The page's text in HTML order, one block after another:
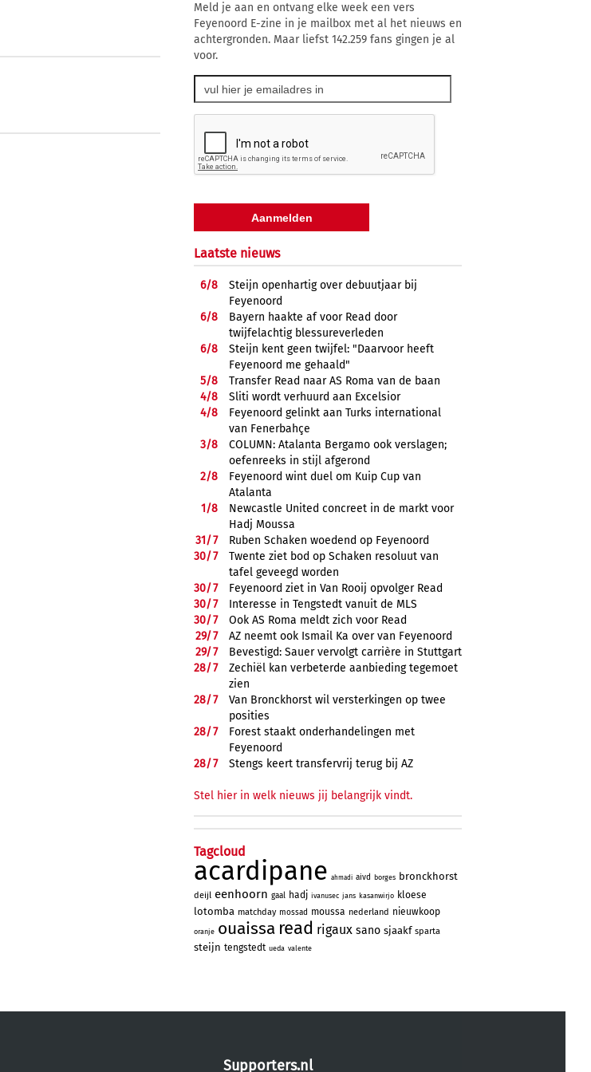
Meld je aan en ontvang elke week een vers
Feyenoord E-zine in je mailbox met al het nieuws en
achtergronden. Maar liefst 142.259 fans gingen je al
voor.
Laatste nieuws
6/8
Steijn openhartig over debuutjaar bij
Feyenoord
6/8
Bayern haakte af voor Read door
twijfelachtig blessureverleden
6/8
Steijn kent geen twijfel: "Daarvoor heeft
Feyenoord me gehaald"
5/8
Transfer Read naar AS Roma van de baan
4/8
Sliti wordt verhuurd aan Excelsior
4/8
Feyenoord gelinkt aan Turks international
van Fenerbahçe
3/8
COLUMN: Atalanta Bergamo ook verslagen;
oefenreeks in stijl afgerond
2/8
Feyenoord wint duel om Kuip Cup van
Atalanta
1/8
Newcastle United concreet in de markt voor
Hadj Moussa
31/7
Ruben Schaken woedend op Feyenoord
30/7
Twente ziet bod op Schaken resoluut van
tafel geveegd worden
30/7
Feyenoord ziet in Van Rooij opvolger Read
30/7
Interesse in Tengstedt vanuit de MLS
30/7
Ook AS Roma meldt zich voor Read
29/7
AZ neemt ook Ismail Ka over van Feyenoord
29/7
Bevestigd: Sauer vervolgt carrière in Stuttgart
28/7
Zechiël kan verbeterde aanbieding tegemoet
zien
28/7
Van Bronckhorst wil versterkingen op twee
posities
28/7
Forest staakt onderhandelingen met
Feyenoord
28/7 Stengs keert transfervrij terug bij AZ
Stel hier in welk nieuws jij belangrijk vindt.
Tagcloud
acardipane ahmadi aivd borges bronckhorst
deijl eenhoorn gaal hadj ivanusec jans kasanwirjo kloese
lotomba matchday mossad moussa nederland nieuwkoop
oranje ouaissa read rigaux sano sjaakf sparta
steijn tengstedt ueda valente
Supporters.nl